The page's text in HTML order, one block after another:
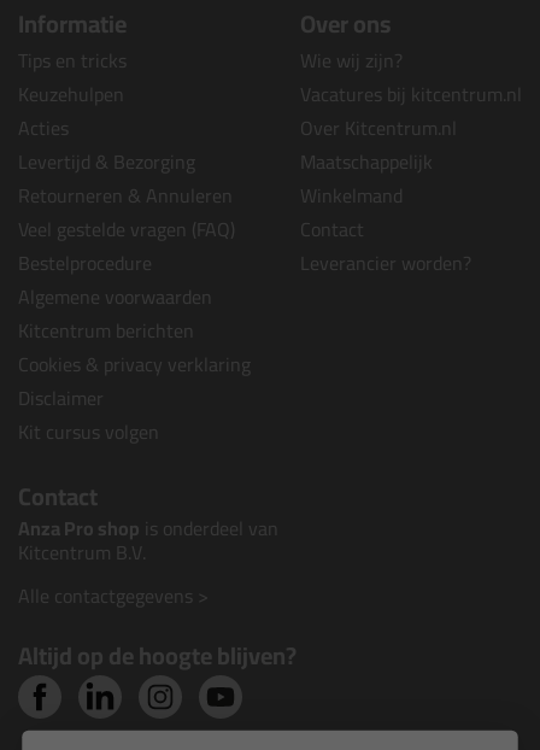
Informatie
Tips en tricks
Keuzehulpen
Acties
Levertijd & Bezorging
Retourneren & Annuleren
Veel gestelde vragen (FAQ)
Bestelprocedure
Algemene voorwaarden
Kitcentrum berichten
Cookies & privacy verklaring
Disclaimer
Kit cursus volgen
Over ons
Wie wij zijn?
Vacatures bij kitcentrum.nl
Over Kitcentrum.nl
Maatschappelijk
Winkelmand
Contact
Leverancier worden?
Contact
Anza Pro shop is onderdeel van
Kitcentrum B.V.
Alle contactgegevens >
Altijd op de hoogte blijven?